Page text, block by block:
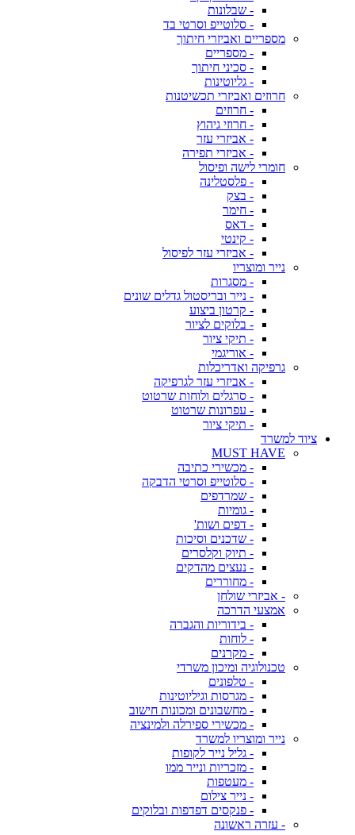
- שבלונות
- סלוטייפ וסרטי בד
מספריים ואביזרי חיתוך
- מספריים
- סכיני חיתוך
- גליוטינות
חרוזים ואביזרי תכשיטנות
- חרוזים
- חרוזי גיהוץ
- אביזרי עזר
- אביזרי תפירה
חומרי לישה ופיסול
- פלסטלינה
- בצק
- חימר
- דאס
- קינטי
- אביזרי עזר לפיסול
נייר ומוצריו
- מסגרות
- נייר ובריסטול גדלים שונים
- קרטון ביצוע
- בלוקים לציור
- תיקי ציור
- אוריגמי
גרפיקה ואדריכלות
- אביזרי עזר לגרפיקה
- סרגלים ולוחות שרטוט
- עפרונות שרטוט
- תיקי ציור
ציוד למשרד
MUST HAVE
- מכשירי כתיבה
- סלוטייפ וסרטי הדבקה
- שמרדפים
- גומיות
- דפים ושות'
- שדכנים וסיכות
- תיוק וקלסרים
- נעצים מהדקים
- מחוררים
- אביזרי שולחן
אמצעי הדרכה
- בידוריות והגברה
- לוחות
- מקרנים
טכנולוגיה ומיכון משרדי
- טלפונים
- מגרסות וגיליוטינות
- מחשבונים ומכונות חישוב
- מכשירי ספירלה ולמינציה
נייר ומוצריו למשרד
- גליל נייר לקופות
- מזכריות ונייר ממו
- מעטפות
- נייר צילום
- פנקסים דפדפות ובלוקים
- עזרה ראשונה